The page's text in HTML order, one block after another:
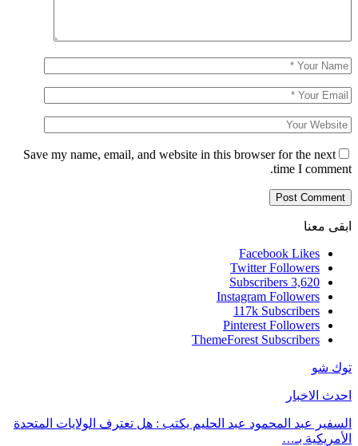
Save my name, email, and website in this browser for the next
time I comment.
ابقى معنا
Facebook Likes
Twitter Followers
3,620
Subscribers
Instagram Followers
117k Subscribers
Pinterest Followers
ThemeForest Subscribers
توك شو
احدث الاخبار
السفير عبد المحمود عبد الحليم يكتب : هل تعترف الولايات المتحدة
الأمريكية بـ…